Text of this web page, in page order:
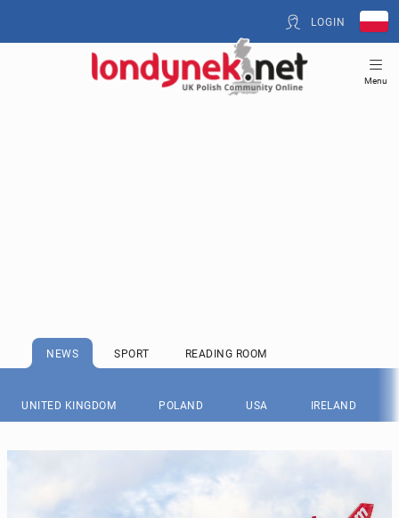
LOGIN
Menu
NEWS SPORT READING ROOM
UNITED KINGDOM POLAND USA IRELAND